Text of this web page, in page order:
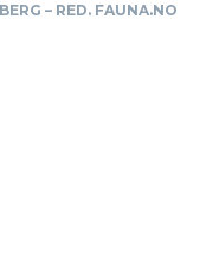
– RED. FAUNA.NO